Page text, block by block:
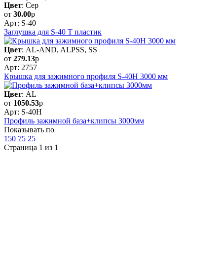
Цвет: Сер
от 30.00р
Арт: S-40
Заглушка для S-40 Т пластик
Цвет: AL-AND, ALPSS, SS
от 279.13р
Арт: 2757
Крышка для зажимного профиля S-40H 3000 мм
Цвет: AL
от 1050.53р
Арт: S-40H
Профиль зажимной база+клипсы 3000мм
Показывать по
150 75 25
Страница 1 из 1